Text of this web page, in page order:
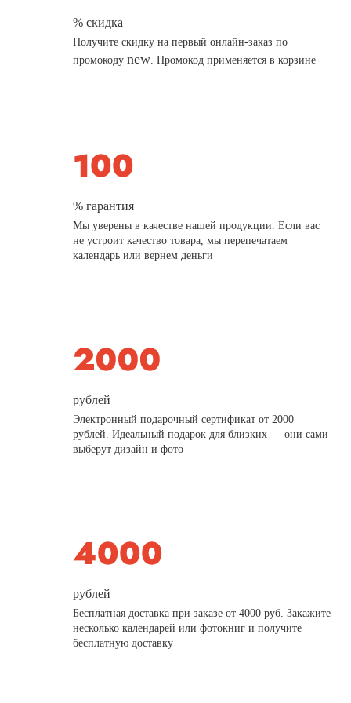
% скидка
Получите скидку на первый онлайн-заказ по
промокодуnew. Промокод применяется в корзине
% гарантия
Мы уверены в качестве нашей продукции. Если вас
не устроит качество товара, мы перепечатаем
календарь или вернем деньги
рублей
Электронный подарочный сертификат от 2000
рублей. Идеальный подарок для близких — они сами
выберут дизайн и фото
рублей
Бесплатная доставка при заказе от 4000 руб. Закажите
несколько календарей или фотокниг и получите
бесплатную доставку